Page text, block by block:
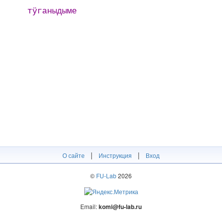
тӱганыдыме
О сайте | Инструкция | Вход
© FU-Lab2026
Email:komi@fu-lab.ru